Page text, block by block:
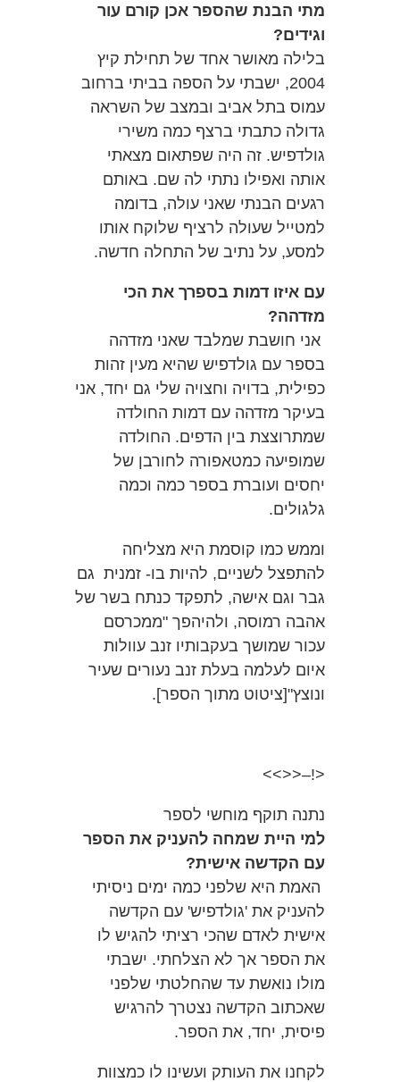
מתי הבנת שהספר אכן קורם עור
וגידים?
בלילה מאושר אחד של תחילת קיץ
2004, ישבתי על הספה בביתי ברחוב
עמוס בתל אביב ובמצב של השראה
גדולה כתבתי ברצף כמה משירי
גולדפיש. זה היה שפתאום מצאתי
אותה ואפילו נתתי לה שם. באותם
רגעים הבנתי שאני עולה, בדומה
למטייל שעולה לרציף שלוקח אותו
למסע, על נתיב של התחלה חדשה.
עם איזו דמות בספרך את הכי
מזדהה?
אני חושבת שמלבד שאני מזדהה
בספר עם גולדפיש שהיא מעין זהות
כפילית, בדויה וחצויה שלי גם יחד, אני
בעיקר מזדהה עם דמות החולדה
שמתרוצצת בין הדפים. החולדה
שמופיעה כמטאפורה לחורבן של
יחסים ועוברת בספר כמה וכמה
גלגולים.
וממש כמו קוסמת היא מצליחה
להתפצל לשניים, להיות בו- זמנית גם
גבר וגם אישה, לתפקד כנתח בשר של
אהבה רמוסה, ולהיהפך "ממכרסם
עכור שמושך בעקבותיו זנב עוולות
איום לעלמה בעלת זנב נעורים שעיר
ונוצץ"[ציטוט מתוך הספר].
<!–<<>>
נתנה תוקף מוחשי לספר
למי היית שמחה להעניק את הספר
עם הקדשה אישית?
האמת היא שלפני כמה ימים ניסיתי
להעניק את 'גולדפיש' עם הקדשה
אישית לאדם שהכי רציתי להגיש לו
את הספר אך לא הצלחתי. ישבתי
מולו נואשת עד שהחלטתי שלפני
שאכתוב הקדשה נצטרך להרגיש
פיסית, יחד, את הספר.
לקחנו את העותק ועשינו לו כמצוות